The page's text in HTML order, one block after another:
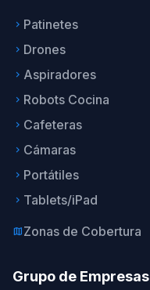
keyboard_arrow_right Patinetes
keyboard_arrow_right Drones
keyboard_arrow_right Aspiradores
keyboard_arrow_right Robots Cocina
keyboard_arrow_right Cafeteras
keyboard_arrow_right Cámaras
keyboard_arrow_right Portátiles
keyboard_arrow_right Tablets/iPad
mapZonas de Cobertura
Grupo de Empresas